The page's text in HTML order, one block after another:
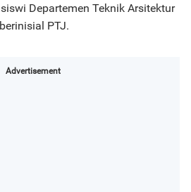
Departemen Teknik Arsitektur
PTJ.
Advertisement